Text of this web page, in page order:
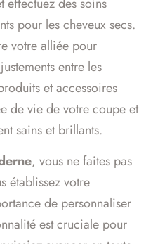
pour les cheveux secs.
votre alliée pour
entre les
et accessoires
de vie de votre coupe et
sains et brillants.
, vous ne faites pas
établissez votre
de personnaliser
est cruciale pour